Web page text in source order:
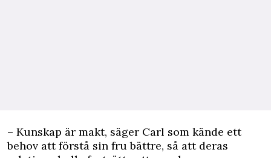
– Kunskap är makt, säger Carl som kände ett
behov att förstå sin fru bättre, så att deras